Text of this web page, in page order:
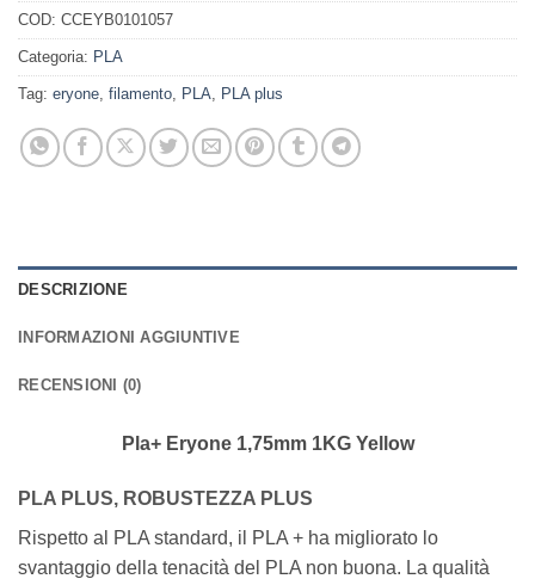
COD: CCEYB0101057
Categoria: PLA
Tag: eryone, filamento, PLA, PLA plus
DESCRIZIONE
INFORMAZIONI AGGIUNTIVE
RECENSIONI (0)
Pla+ Eryone 1,75mm 1KG Yellow
PLA PLUS, ROBUSTEZZA PLUS
Rispetto al PLA standard, il PLA + ha migliorato lo
svantaggio della tenacità del PLA non buona. La qualità